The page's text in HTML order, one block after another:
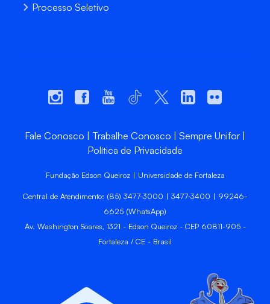
Processo Seletivo
Fale Conosco Trabalhe Conosco
Sempre Unifor
Política de Privacidade
Fundação Edson Queiroz | Universidade de Fortaleza
Central de Atendimento: (85) 3477-3000 | 3477-3400 | 99246-
6625 (WhatsApp)
Av. Washington Soares, 1321 - Edson Queiroz - CEP 60811-905 -
Fortaleza / CE - Brasil